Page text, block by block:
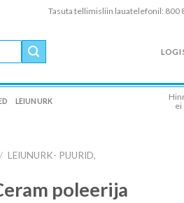
Tasuta tellimisliin lauatelefonil: 800
LOGI
LEIUNURK
ei
/ LEIUNURK- PUURID,
poleerija